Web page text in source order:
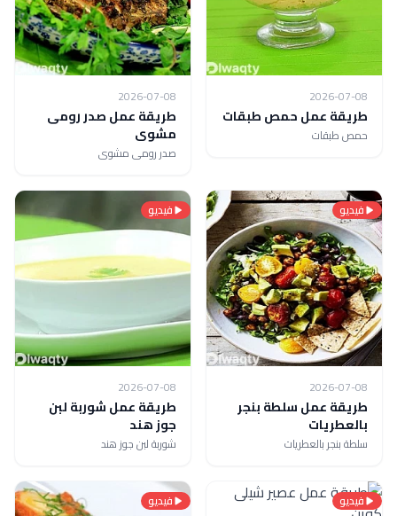
2026-07-08
طريقة عمل حمص طبقات
حمص طبقات
2026-07-08
طريقة عمل صدر رومى
مشوى
صدر رومى مشوى
فيديو
2026-07-08
طريقة عمل سلطة بنجر
بالعطريات
سلطة بنجر بالعطريات
فيديو
2026-07-08
طريقة عمل شوربة لبن
جوز هند
شوربة لبن جوز هند
فيديو فيديو